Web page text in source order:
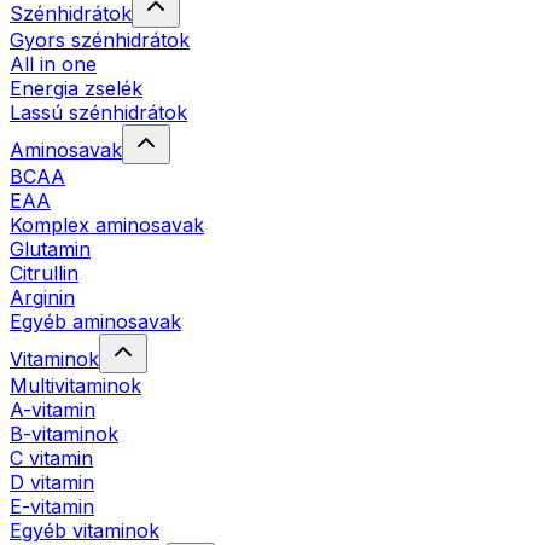
Szénhidrátok
Gyors szénhidrátok
All in one
Energia zselék
Lassú szénhidrátok
Aminosavak
BCAA
EAA
Komplex aminosavak
Glutamin
Citrullin
Arginin
Egyéb aminosavak
Vitaminok
Multivitaminok
A-vitamin
B-vitaminok
C vitamin
D vitamin
E-vitamin
Egyéb vitaminok